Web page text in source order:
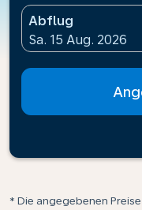
Abflug
fc-booking-
Sa. 15 Aug. 2026
* Die angegebenen